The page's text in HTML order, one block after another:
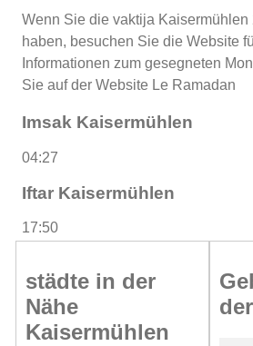
Wenn Sie die vaktija Kaisermühlen
haben, besuchen Sie die Website
Informationen zum gesegneten
Sie auf der Website Le Ramadan
Imsak Kaisermühlen
04:27
Iftar Kaisermühlen
17:50
städte in der
Nähe
Kaisermühlen